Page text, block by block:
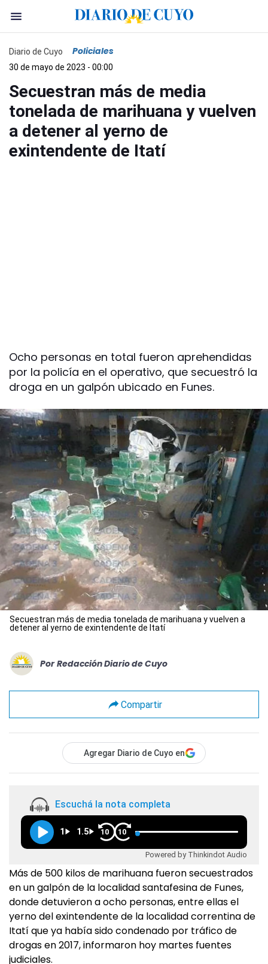
Diario de Cuyo Policiales
30 de mayo de 2023 - 00:00
Secuestran más de media
tonelada de marihuana y vuelven
a detener al yerno de
exintendente de Itatí
Ocho personas en total fueron aprehendidas
por la policía en el operativo, que secuestró la
droga en un galpón ubicado en Funes.
Secuestran más de media tonelada de marihuana y vuelven a
detener al yerno de exintendente de Itatí
Por Redacción Diario de Cuyo
Compartir
Agregar Diario de Cuyo en
Escuchá la nota completa
1 1.5 10 10
Powered by Thinkindot Audio
Más de 500 kilos de marihuana fueron secuestrados
en un galpón de la localidad santafesina de Funes,
donde detuvieron a ocho personas, entre ellas el
yerno del exintendente de la localidad correntina de
Itatí que ya había sido condenado por tráfico de
drogas en 2017, informaron hoy martes fuentes
judiciales.